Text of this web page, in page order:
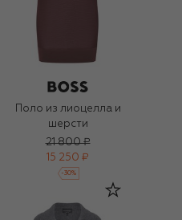
Поло из лиоцелла и
шерсти
21 800 ₽
15 250 ₽
-30%